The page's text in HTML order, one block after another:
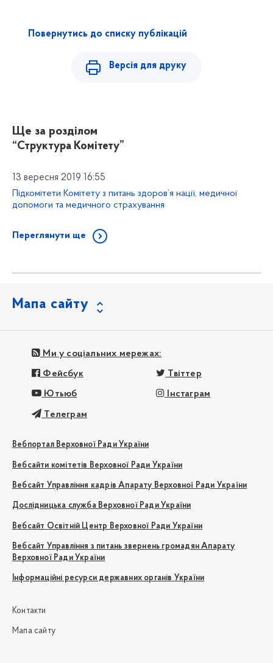
Повернутись до списку публікацій
Версія для друку
Ще за розділом
“Структура Комітету”
13 вересня 2019 16:55
Підкомітети Комітету з питань здоров’я нації, медичної
допомоги та медичного страхування
Переглянути ще
Мапа сайту
Ми у соціальних мережах:
Фейсбук Твіттер
Ютьюб Інстаграм
Телеграм
Вебпортал Верховної Ради України
Вебсайти комітетів Верховної Ради України
Вебсайт Управління кадрів Апарату Верховної Ради України
Дослідницька служба Верховної Ради України
Вебсайт Освітній Центр Верховної Ради України
Вебсайт Управління з питань звернень громадян Апарату
Верховної Ради України
Інформаційні ресурси державних органів України
Контакти
Мапа сайту